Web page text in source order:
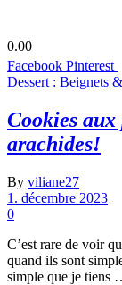
0.00
Facebook Pinterest
Dessert : Beignets
Cookies aux
arachides!
By viliane27
1. décembre 2023
0
C’est rare de voir
quand ils sont
simple que je tiens